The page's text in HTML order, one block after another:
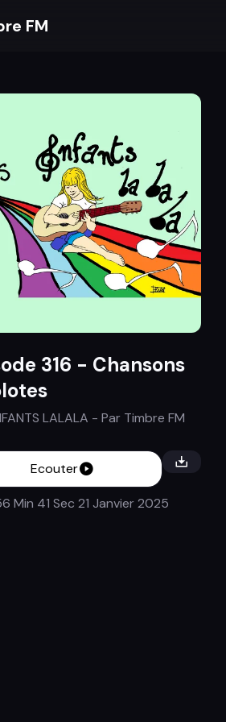
FM
316 - Chansons
LALALA - Par Timbre FM
Ecouter
Min 41 Sec 21 Janvier 2025